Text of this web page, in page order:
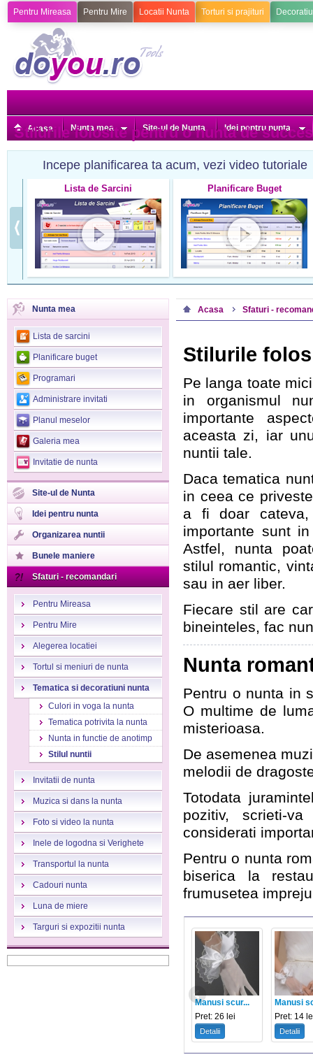
Pentru Mireasa Pentru Mire Locatii Nunta Torturi si prajituri
Acasa Nunta mea Site-ul de Nunta Idei pentru nunta
Stilurile folosite pentru o nunta de
Incepe planificarea ta acum, vezi video tutoriale
Lista de Sarcini Planificare Buget
Nunta mea
Lista de sarcini
Planificare buget
Programari
Administrare invitati
Planul meselor
Galeria mea
Invitatie de nunta
Site-ul de Nunta
Idei pentru nunta
Organizarea nuntii
Bunele maniere
Sfaturi - recomandari
Pentru Mireasa
Pentru Mire
Alegerea locatiei
Tortul si meniuri de nunta
Tematica si decoratiuni nunta
Culori in voga la nunta
Tematica potrivita la nunta
Nunta in functie de anotimp
Stilul nuntii
Invitatii de nunta
Muzica si dans la nunta
Foto si video la nunta
Inele de logodna si Verighete
Transportul la nunta
Cadouri nunta
Luna de miere
Targuri si expozitii nunta
Acasa Sfaturi -
Stilurile
Pe langa toate
in organismul
importante
aceasta zi, iar
nuntii tale.
Daca tematica
in ceea ce
a fi doar
importante sunt
Astfel, nunta
stilul romantic,
sau in aer liber.
Fiecare stil are
bineinteles, fac
Nunta
Pentru o nunta in
O multime de
misterioasa.
De asemenea
melodii de
Totodata
pozitiv, scrieti-
considerati
Pentru o nunta
biserica la
frumusetea
Manusi scur...
Pret: 26 lei
Detalii
Manusi
Pret: 14
Detalii